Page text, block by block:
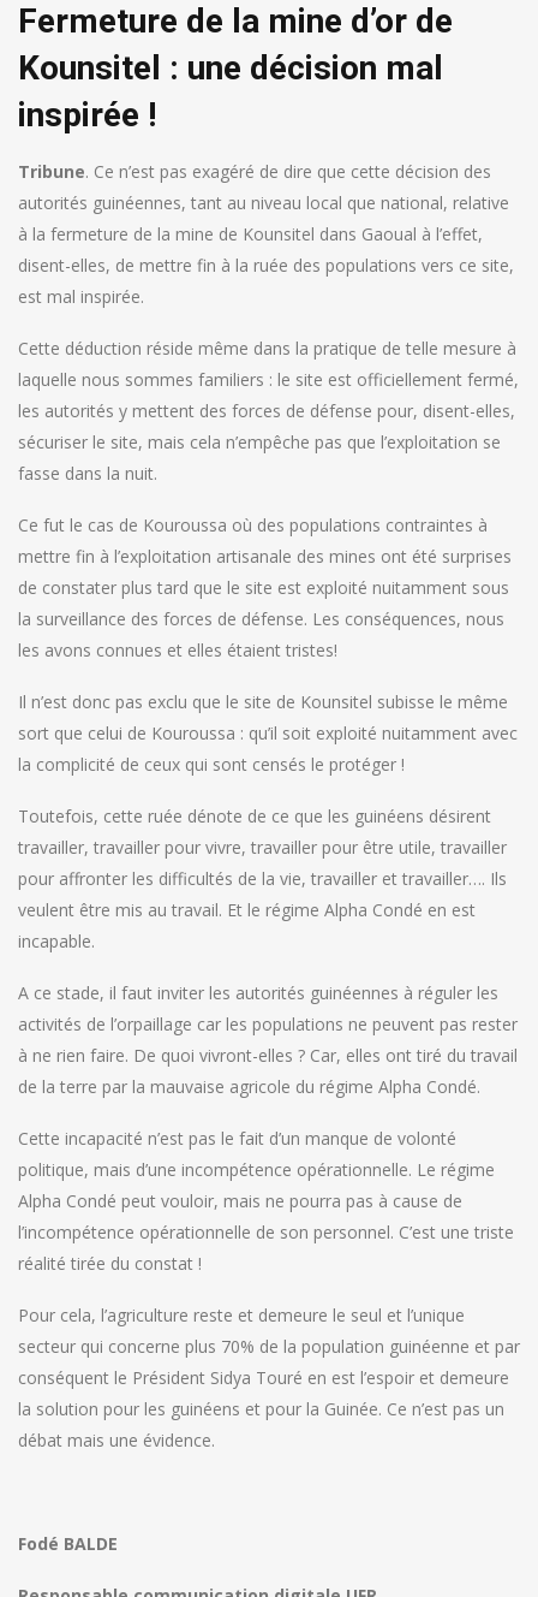
Fermeture de la mine d’or de
Kounsitel : une décision mal
inspirée !
Tribune. Ce n’est pas exagéré de dire que cette décision des
autorités guinéennes, tant au niveau local que national, relative
à la fermeture de la mine de Kounsitel dans Gaoual à l’effet,
disent-elles, de mettre fin à la ruée des populations vers ce site,
est mal inspirée.
Cette déduction réside même dans la pratique de telle mesure à
laquelle nous sommes familiers : le site est officiellement fermé,
les autorités y mettent des forces de défense pour, disent-elles,
sécuriser le site, mais cela n’empêche pas que l’exploitation se
fasse dans la nuit.
Ce fut le cas de Kouroussa où des populations contraintes à
mettre fin à l’exploitation artisanale des mines ont été surprises
de constater plus tard que le site est exploité nuitamment sous
la surveillance des forces de défense. Les conséquences, nous
les avons connues et elles étaient tristes!
Il n’est donc pas exclu que le site de Kounsitel subisse le même
sort que celui de Kouroussa : qu’il soit exploité nuitamment avec
la complicité de ceux qui sont censés le protéger !
Toutefois, cette ruée dénote de ce que les guinéens désirent
travailler, travailler pour vivre, travailler pour être utile, travailler
pour affronter les difficultés de la vie, travailler et travailler…. Ils
veulent être mis au travail. Et le régime Alpha Condé en est
incapable.
A ce stade, il faut inviter les autorités guinéennes à réguler les
activités de l’orpaillage car les populations ne peuvent pas rester
à ne rien faire. De quoi vivront-elles ? Car, elles ont tiré du travail
de la terre par la mauvaise agricole du régime Alpha Condé.
Cette incapacité n’est pas le fait d’un manque de volonté
politique, mais d’une incompétence opérationnelle. Le régime
Alpha Condé peut vouloir, mais ne pourra pas à cause de
l’incompétence opérationnelle de son personnel. C’est une triste
réalité tirée du constat !
Pour cela, l’agriculture reste et demeure le seul et l’unique
secteur qui concerne plus 70% de la population guinéenne et par
conséquent le Président Sidya Touré en est l’espoir et demeure
la solution pour les guinéens et pour la Guinée. Ce n’est pas un
débat mais une évidence.
Fodé BALDE